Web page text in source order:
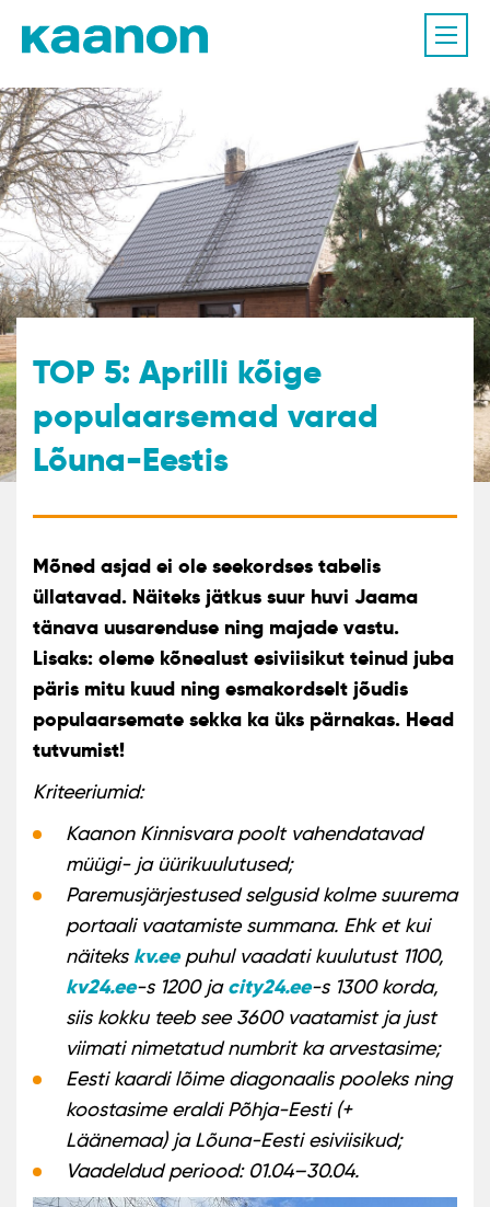
TOP 5: Aprilli kõige
populaarsemad varad
Lõuna-Eestis
Mõned asjad ei ole seekordses tabelis
üllatavad. Näiteks jätkus suur huvi Jaama
tänava uusarenduse ning majade vastu.
Lisaks: oleme kõnealust esiviisikut teinud juba
päris mitu kuud ning esmakordselt jõudis
populaarsemate sekka ka üks pärnakas. Head
tutvumist!
Kriteeriumid:
Kaanon Kinnisvara poolt vahendatavad
müügi- ja üürikuulutused;
Paremusjärjestused selgusid kolme suurema
portaali vaatamiste summana. Ehk et kui
näiteks kv.eepuhul vaadati kuulutust 1100,
kv24.ee-s 1200 jacity24.ee-s 1300 korda,
siis kokku teeb see 3600 vaatamist ja just
viimati nimetatud numbrit ka arvestasime;
Eesti kaardi lõime diagonaalis pooleks ning
koostasime eraldi Põhja-Eesti (+
Läänemaa) ja Lõuna-Eesti esiviisikud;
Vaadeldud periood: 01.04–30.04.